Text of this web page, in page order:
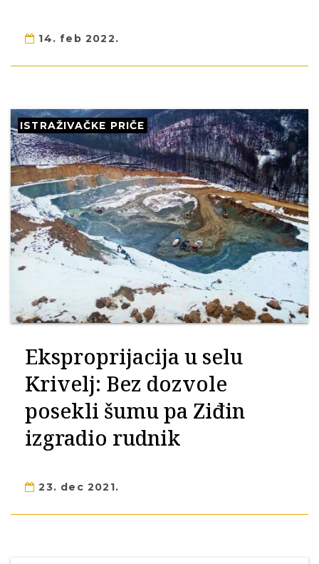
14. feb 2022.
ISTRAŽIVAČKE PRIČE
Eksproprijacija u selu
Krivelj: Bez dozvole
posekli šumu pa Ziđin
izgradio rudnik
23. dec 2021.